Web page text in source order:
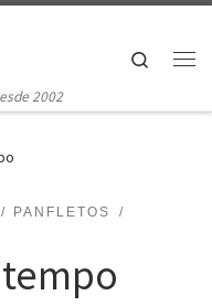
2002
Search
PANFLETOS